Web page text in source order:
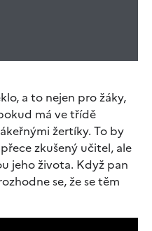
a to nejen pro žáky,
má ve třídě
žertíky. To by
zkušený učitel, ale
jeho života. Když pan
se, že se těm